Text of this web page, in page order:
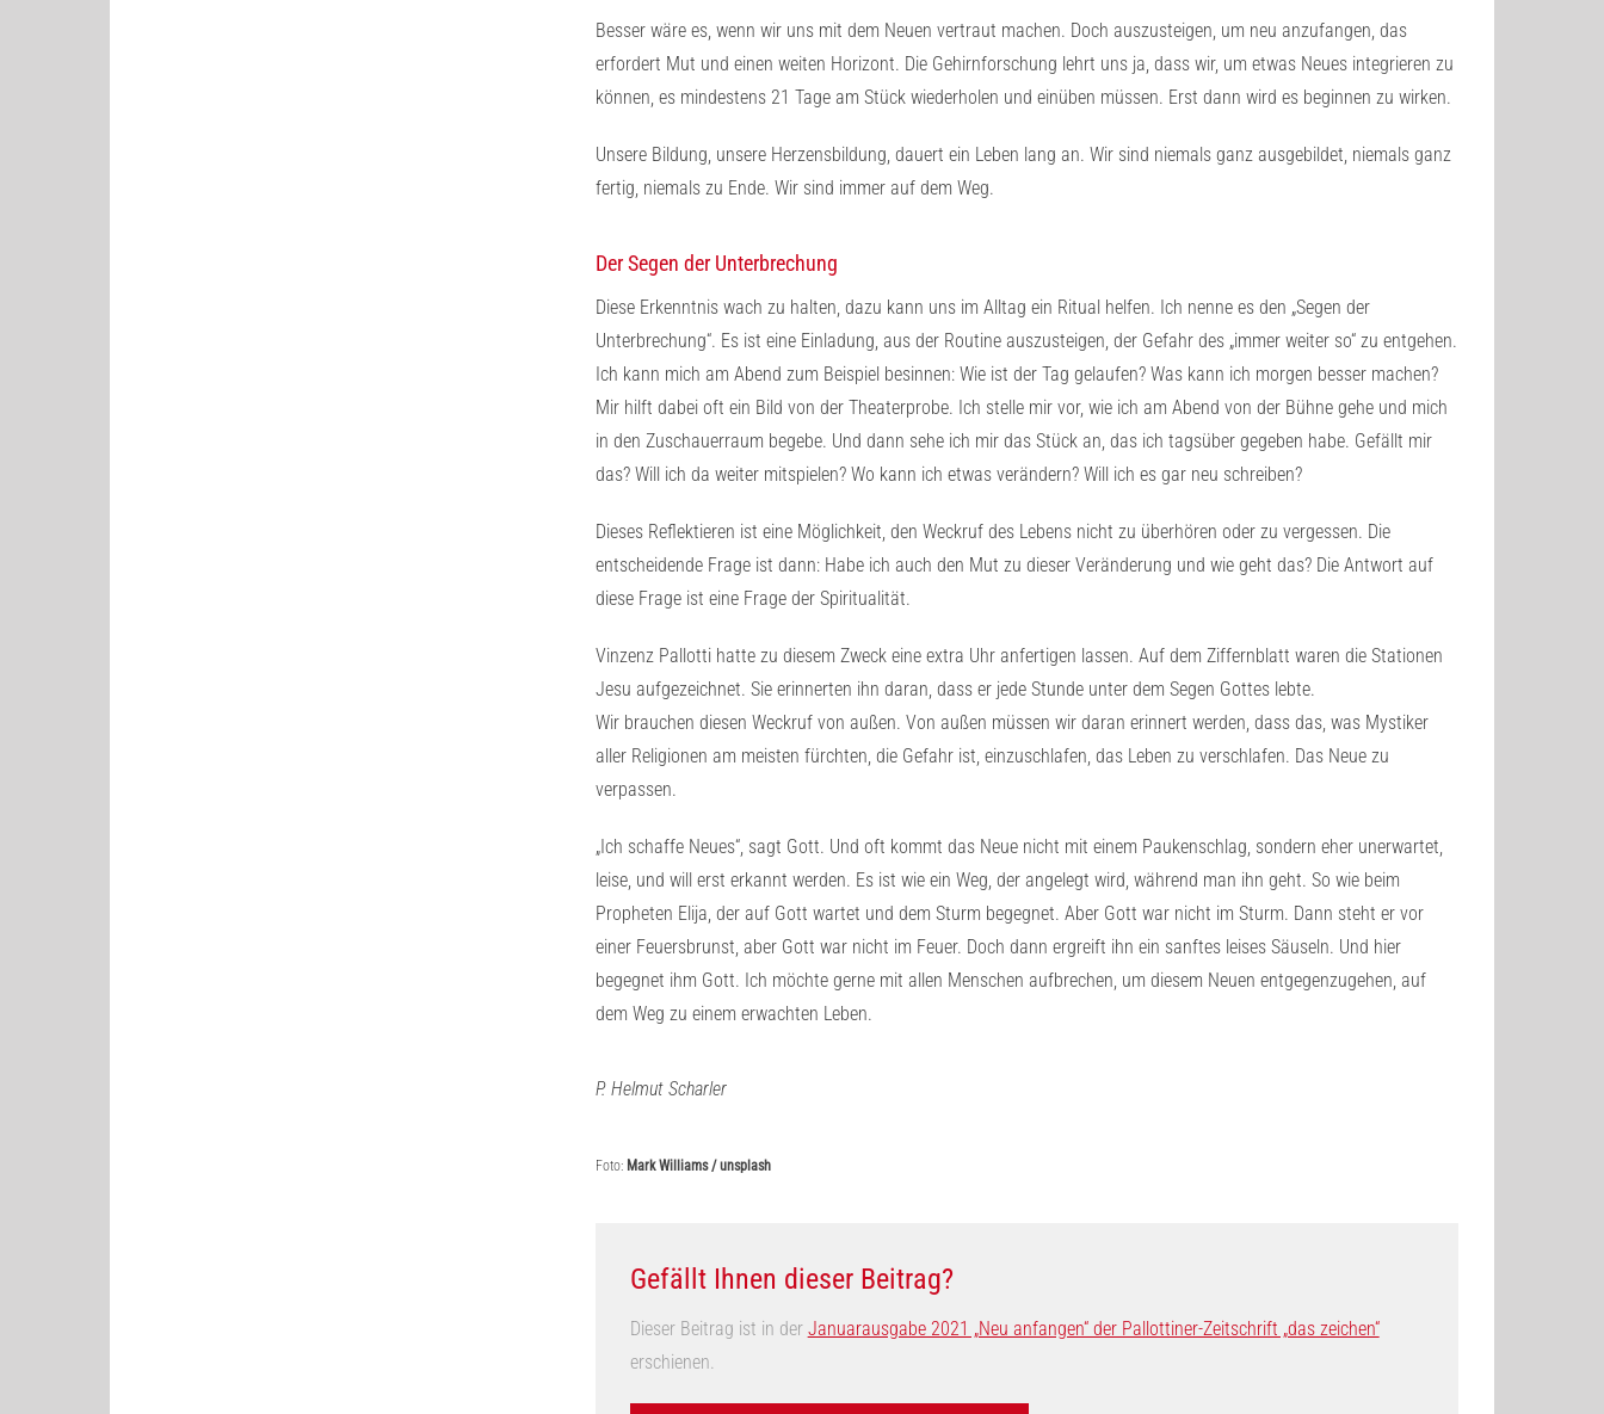
Besser wäre es, wenn wir uns mit dem Neuen vertraut machen. Doch auszusteigen, um neu anzufangen, das
erfordert Mut und einen weiten Horizont. Die Gehirnforschung lehrt uns ja, dass wir, um etwas Neues integrieren zu
können, es mindestens 21 Tage am Stück wiederholen und einüben müssen. Erst dann wird es beginnen zu wirken.
Unsere Bildung, unsere Herzensbildung, dauert ein Leben lang an. Wir sind niemals ganz ausgebildet, niemals ganz
fertig, niemals zu Ende. Wir sind immer auf dem Weg.
Der Segen der Unterbrechung
Diese Erkenntnis wach zu halten, dazu kann uns im Alltag ein Ritual helfen. Ich nenne es den „Segen der
Unterbrechung“. Es ist eine Einladung, aus der Routine auszusteigen, der Gefahr des „immer weiter so“ zu entgehen.
Ich kann mich am Abend zum Beispiel besinnen: Wie ist der Tag gelaufen? Was kann ich morgen besser machen?
Mir hilft dabei oft ein Bild von der Theaterprobe. Ich stelle mir vor, wie ich am Abend von der Bühne gehe und mich
in den Zuschauerraum begebe. Und dann sehe ich mir das Stück an, das ich tagsüber gegeben habe. Gefällt mir
das? Will ich da weiter mitspielen? Wo kann ich etwas verändern? Will ich es gar neu schreiben?
Dieses Reflektieren ist eine Möglichkeit, den Weckruf des Lebens nicht zu überhören oder zu vergessen. Die
entscheidende Frage ist dann: Habe ich auch den Mut zu dieser Veränderung und wie geht das? Die Antwort auf
diese Frage ist eine Frage der Spiritualität.
Vinzenz Pallotti hatte zu diesem Zweck eine extra Uhr anfertigen lassen. Auf dem Ziffernblatt waren die Stationen
Jesu aufgezeichnet. Sie erinnerten ihn daran, dass er jede Stunde unter dem Segen Gottes lebte.
Wir brauchen diesen Weckruf von außen. Von außen müssen wir daran erinnert werden, dass das, was Mystiker
aller Religionen am meisten fürchten, die Gefahr ist, einzuschlafen, das Leben zu verschlafen. Das Neue zu
verpassen.
„Ich schaffe Neues“, sagt Gott. Und oft kommt das Neue nicht mit einem Paukenschlag, sondern eher unerwartet,
leise, und will erst erkannt werden. Es ist wie ein Weg, der angelegt wird, während man ihn geht. So wie beim
Propheten Elija, der auf Gott wartet und dem Sturm begegnet. Aber Gott war nicht im Sturm. Dann steht er vor
einer Feuersbrunst, aber Gott war nicht im Feuer. Doch dann ergreift ihn ein sanftes leises Säuseln. Und hier
begegnet ihm Gott. Ich möchte gerne mit allen Menschen aufbrechen, um diesem Neuen entgegenzugehen, auf
dem Weg zu einem erwachten Leben.
P. Helmut Scharler
Foto: Mark Williams / unsplash
Gefällt Ihnen dieser Beitrag?
Dieser Beitrag ist in der Januarausgabe 2021 „Neu anfangen“ der Pallottiner-Zeitschrift „das zeichen“
erschienen.